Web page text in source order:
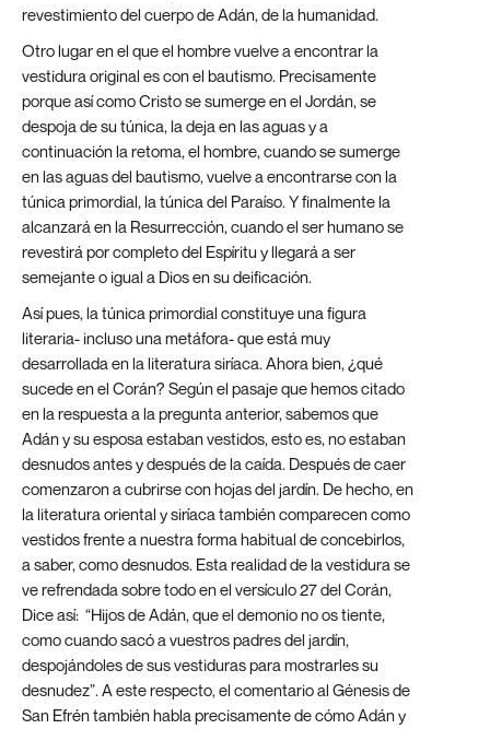
revestimiento del cuerpo de Adán, de la humanidad.
Otro lugar en el que el hombre vuelve a encontrar la
vestidura original es con el bautismo. Precisamente
porque así como Cristo se sumerge en el Jordán, se
despoja de su túnica, la deja en las aguas y a
continuación la retoma, el hombre, cuando se sumerge
en las aguas del bautismo, vuelve a encontrarse con la
túnica primordial, la túnica del Paraíso. Y finalmente la
alcanzará en la Resurrección, cuando el ser humano se
revestirá por completo del Espíritu y llegará a ser
semejante o igual a Dios en su deificación.
Así pues, la túnica primordial constituye una figura
literaria- incluso una metáfora- que está muy
desarrollada en la literatura siríaca. Ahora bien, ¿qué
sucede en el Corán? Según el pasaje que hemos citado
en la respuesta a la pregunta anterior, sabemos que
Adán y su esposa estaban vestidos, esto es, no estaban
desnudos antes y después de la caída. Después de caer
comenzaron a cubrirse con hojas del jardín. De hecho, en
la literatura oriental y siríaca también comparecen como
vestidos frente a nuestra forma habitual de concebirlos,
a saber, como desnudos. Esta realidad de la vestidura se
ve refrendada sobre todo en el versículo 27 del Corán,
Dice así: “Hijos de Adán, que el demonio no os tiente,
como cuando sacó a vuestros padres del jardín,
despojándoles de sus vestiduras para mostrarles su
desnudez”. A este respecto, el comentario al Génesis de
San Efrén también habla precisamente de cómo Adán y